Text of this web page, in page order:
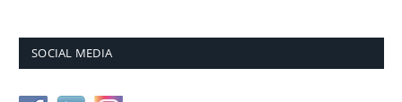
SOCIAL MEDIA